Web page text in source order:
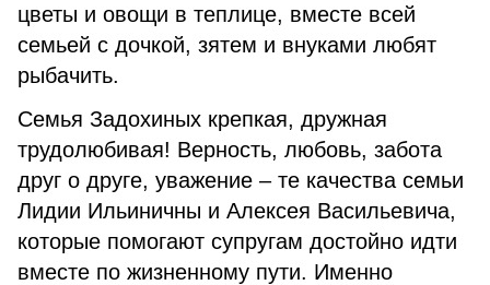
цветы и овощи в теплице, вместе всей
семьей с дочкой, зятем и внуками любят
рыбачить.
Семья Задохиных крепкая, дружная
трудолюбивая! Верность, любовь, забота
друг о друге, уважение – те качества семьи
Лидии Ильиничны и Алексея Васильевича,
которые помогают супругам достойно идти
вместе по жизненному пути. Именно